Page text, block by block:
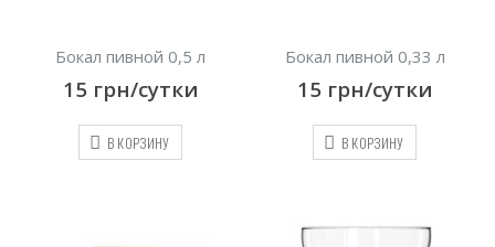
Бокал пивной 0,5 л
15 грн/сутки
В КОРЗИНУ
Бокал пивной 0,33 л
15 грн/сутки
В КОРЗИНУ